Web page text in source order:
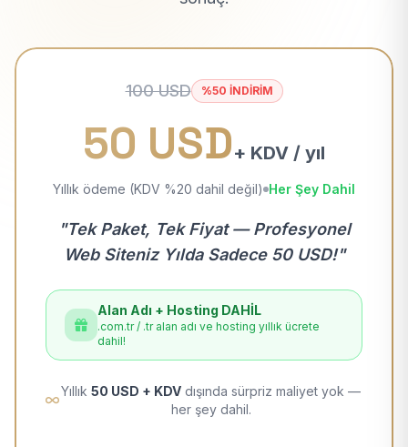
100 USD %50 İNDİRİM
50 USD+ KDV / yıl
Yıllık ödeme (KDV %20 dahil değil) Her Şey Dahil
"Tek Paket, Tek Fiyat — Profesyonel
Web Siteniz Yılda Sadece 50 USD!"
Alan Adı + Hosting DAHİL
.com.tr / .tr alan adı ve hosting yıllık ücrete
dahil!
Yıllık 50 USD + KDV dışında sürpriz maliyet yok —
her şey dahil.